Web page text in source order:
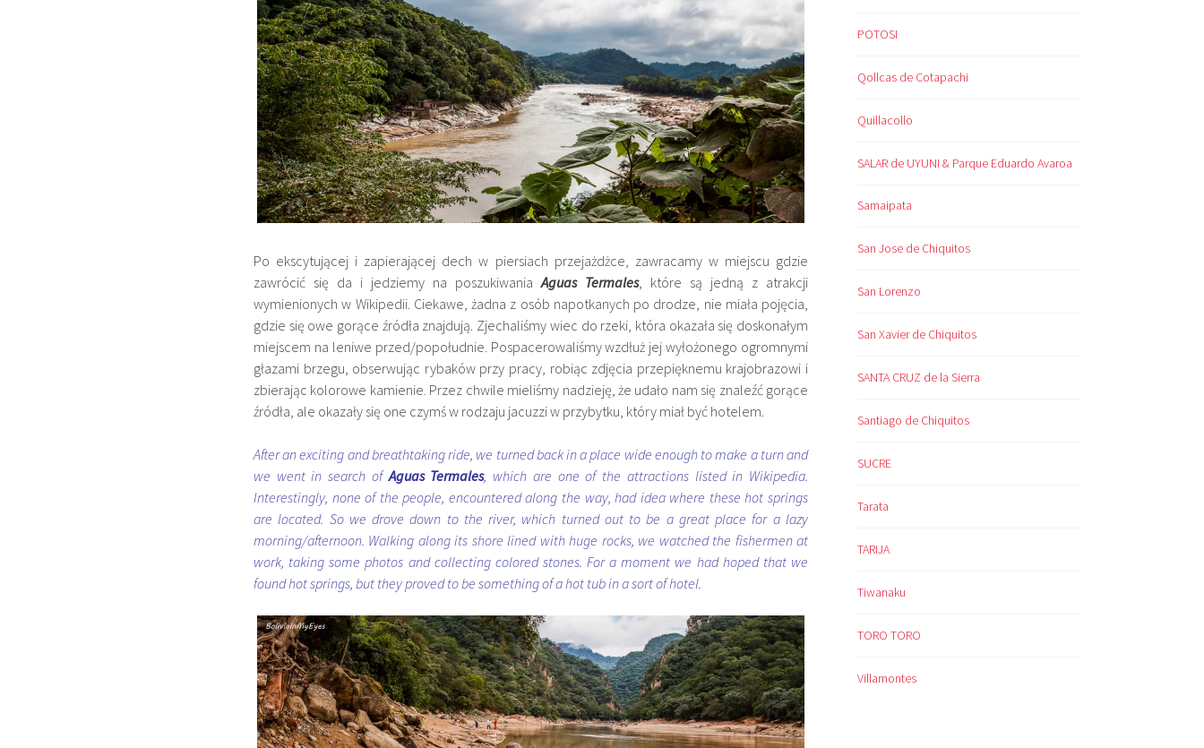
Po ekscytującej i zapierającej dech w piersiach przejażdżce, zawracamy w miejscu gdzie
zawrócić się da i jedziemy na poszukiwaniaAguas Termales, które są jedną z atrakcji
wymienionych w Wikipedii. Ciekawe, żadna z osób napotkanych po drodze, nie miała pojęcia,
gdzie się owe gorące źródła znajdują. Zjechaliśmy wiec do rzeki, która okazała się doskonałym
miejscem na leniwe przed/popołudnie. Pospacerowaliśmy wzdłuż jej wyłożonego ogromnymi
głazami brzegu, obserwując rybaków przy pracy, robiąc zdjęcia przepięknemu krajobrazowi i
zbierając kolorowe kamienie. Przez chwile mieliśmy nadzieję, że udało nam się znaleźć gorące
źródła, ale okazały się one czymś w rodzaju jacuzzi w przybytku, który miał być hotelem.
After an exciting and breathtaking ride, we turned back in a place wide enough to make a turn and
we went in search ofAguas Termales, which are one of the attractions listed in Wikipedia.
Interestingly, none of the people, encountered along the way, had idea where these hot springs
are located. So we drove down to the river, which turned out to be a great place for a lazy
morning/afternoon. Walking along its shore lined with huge rocks, we watched the fishermen at
work, taking some photos and collecting colored stones. For a moment we had hoped that we
found hot springs, but they proved to be something of a hot tub in a sort of hotel.
POTOSI
Qollcas de Cotapachi
Quillacollo
SALAR de UYUNI & Parque Eduardo Avaroa
Samaipata
San Jose de Chiquitos
San Lorenzo
San Xavier de Chiquitos
SANTA CRUZ de la Sierra
Santiago de Chiquitos
SUCRE
Tarata
TARIJA
Tiwanaku
TORO TORO
Villamontes